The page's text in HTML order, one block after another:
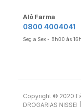
Alô Farma
0800 4004041
Seg a Sex - 8h00 às
Copyright ©️ 2020
DROGARIAS